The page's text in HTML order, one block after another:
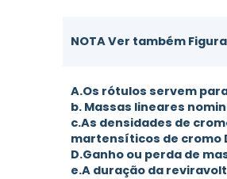
NOTA Ver também
A.Os rótulos servem
b. Massas lineares
c.As densidades de
martensíticos de cromo
D.Ganho ou perda de
e.A duração da